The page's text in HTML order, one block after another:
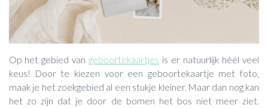
Op het gebied van geboortekaartjes is er natuurlijk héél veel
keus! Door te kiezen voor een geboortekaartje met foto,
maak je het zoekgebied al een stukje kleiner. Maar dan nog kan
het zo zijn dat je door de bomen het bos niet meer ziet.